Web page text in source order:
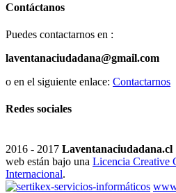
Contáctanos
Puedes contactarnos en :
laventanaciudadana@gmail.com
o en el siguiente enlace: Contactarnos
Redes sociales
2016 - 2017 Laventanaciudadana.cl
web están bajo una Licencia Creative
Internacional.